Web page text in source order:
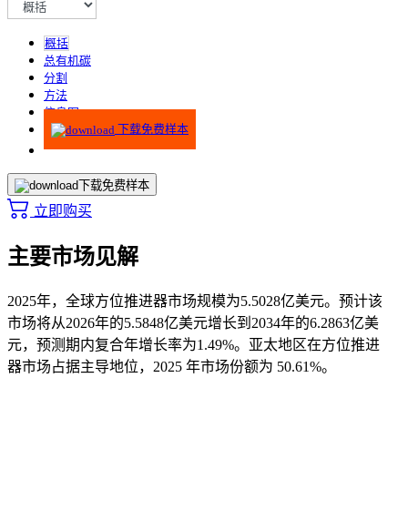
概括
总有机碳
分割
方法
信息图
下载免费样本
下载免费样本
立即购买
主要市场见解
2025年，全球方位推进器市场规模为5.5028亿美元。预计该
市场将从2026年的5.5848亿美元增长到2034年的6.2863亿美
元，预测期内复合年增长率为1.49%。亚太地区在方位推进
器市场占据主导地位，2025 年市场份额为 50.61%。